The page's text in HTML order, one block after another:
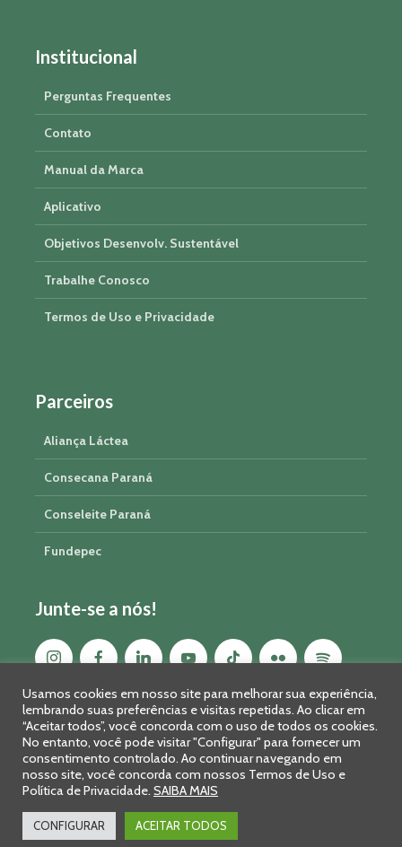
Institucional
Perguntas Frequentes
Contato
Manual da Marca
Aplicativo
Objetivos Desenvolv. Sustentável
Trabalhe Conosco
Termos de Uso e Privacidade
Parceiros
Aliança Láctea
Consecana Paraná
Conseleite Paraná
Fundepec
Junte-se a nós!
Sistema FAEP/SENAR-PR © 2026 · R. Marechal Deodoro, 450, 14º
0401 - Fax: 41 3323-2124
Usamos cookies em nosso site para melhorar sua experiência,
lembrando suas preferências e visitas repetidas. Ao clicar em
“Aceitar todos”, você concorda com o uso de todos os cookies.
No entanto, você pode visitar "Configurar" para fornecer um
consentimento controlado. Ao continuar navegando em
nosso site, você concorda com nossos Termos de Uso e
Política de Privacidade. SAIBA MAIS
CONFIGURAR ACEITAR TODOS